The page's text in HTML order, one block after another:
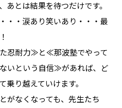
あとは結果を待つだけです。
・・涙あり笑いあり・・・最
忍耐力≫と≪那波塾でやって
いという自信≫があれば、ど
乗り越えていけます。
がなくなっても、先生たち